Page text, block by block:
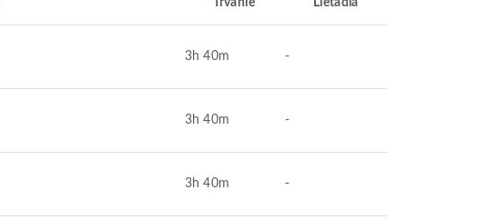
Trvanie Lietadlá
3h 40m -
3h 40m -
3h 40m -